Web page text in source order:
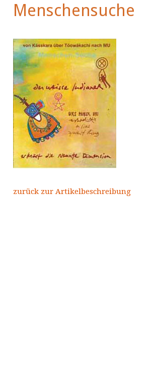
Menschensuche
zurück zur Artikelbeschreibung